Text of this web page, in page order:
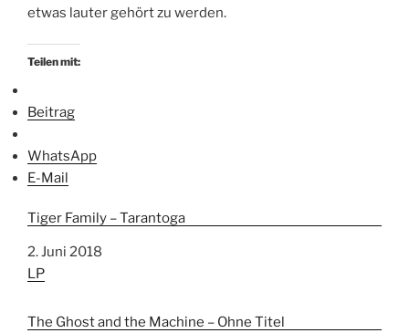
etwas lauter gehört zu werden.
Teilen mit:
Beitrag
WhatsApp
E-Mail
Tiger Family – Tarantoga
Datum
2. Juni 2018
In Bezug auf
LP
The Ghost and the Machine – Ohne Titel